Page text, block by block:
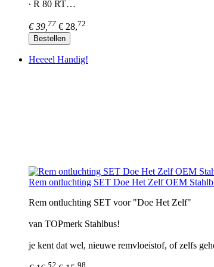
∙ R 80 RT…
€ 39, 77 € 28,72
Bestellen
Heeeel Handig!
Rem ontluchting SET Doe Het Zelf OEM
Rem ontluchting SET voor "Doe Het Zelf"
van TOPmerk Stahlbus!
je kent dat wel, nieuwe remvloeistof, of zelfs
52 98